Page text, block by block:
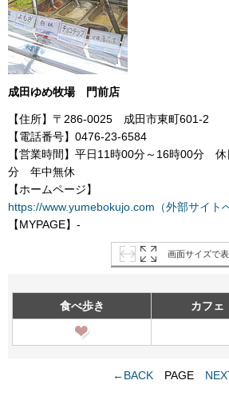
成田ゆめ牧場 門前店
【住所】〒286-0025 成田市東町601-2
【電話番号】0476-23-6584
【営業時間】平日11時00分～16時00分
分 年中無休
【ホームページ】
https://www.yumebokujo.com（外部サイト
【MYPAGE】-
画面サイズで
食べ歩き カフェ
←BACKPAGE